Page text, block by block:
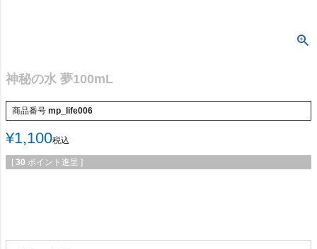
神秘の水 夢100mL
商品番号 mp_life006
¥1,100税込
[ 30 ポイント進呈 ]